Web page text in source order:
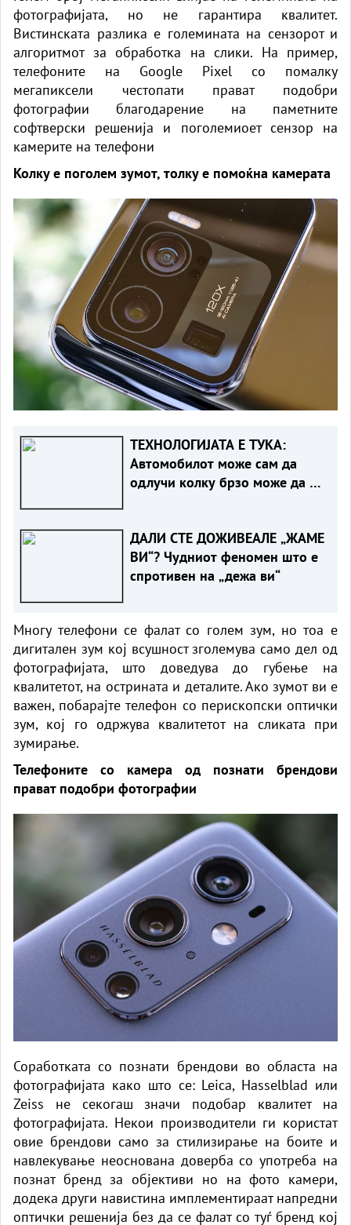
фотографијата, но не гарантира квалитет.
Вистинската разлика е големината на сензорот и
алгоритмот за обработка на слики. На пример,
телефоните на Google Pixel со помалку
мегапиксели честопати прават подобри
фотографии благодарение на паметните
софтверски решенија и поголемиоет сензор на
камерите на телефони
Колку е поголем зумот, толку е помоќна камерата
ТЕХНОЛОГИЈАТА Е ТУКА:
Автомобилот може сам да
одлучи колку брзо може да се
ДАЛИ СТЕ ДОЖИВЕАЛЕ „ЖАМЕ
ВИ“? Чудниот феномен што е
спротивен на „дежа ви“
Многу телефони се фалат со голем зум, но тоа е
дигитален зум кој всушност зголемува само дел од
фотографијата, што доведува до губење на
квалитетот, на острината и деталите. Ако зумот ви е
важен, побарајте телефон со перископски оптички
зум, кој го одржува квалитетот на сликата при
зумирање.
Телефоните со камера од познати брендови
прават подобри фотографии
Соработката со познати брендови во областа на
фотографијата како што се: Leica, Hasselblad или
Zeiss не секогаш значи подобар квалитет на
фотографијата. Некои производители ги користат
овие брендови само за стилизирање на боите и
навлекување неоснована доверба со употреба на
познат бренд за објективи но на фото камери,
додека други навистина имплементираат напредни
оптички решенија без да се фалат со туѓ бренд кој